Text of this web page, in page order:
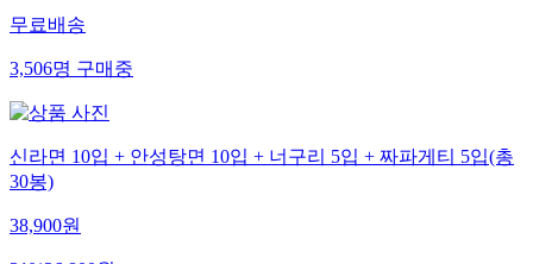
무료배송
3,506명구매중
신라면 10입 + 안성탕면 10입 + 너구리 5입 + 짜파게티 5입(총
30봉)
38,900원